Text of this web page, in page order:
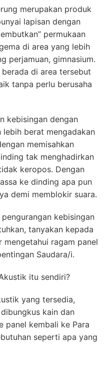
merupakan produk
lapisan dengan
permukaan
di area yang lebih
perjamuan, gimnasium.
di area tersebut
tanpa perlu berusaha
kebisingan dengan
berat mengadakan
memisahkan
tak menghadirkan
keropos. Dengan
ke dinding apa pun
demi memblokir suara.
kebisingan
tanyakan kepada
ragam panel
Saudara/i.
itu sendiri?
yang tersedia,
kain dan
panel kembali ke Para
seperti apa yang